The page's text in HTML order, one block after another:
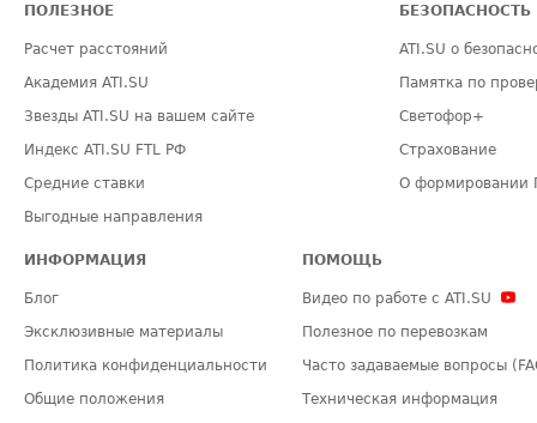
ПОЛЕЗНОЕ
Расчет расстояний
Академия ATI.SU
Звезды ATI.SU на вашем сайте
Индекс ATI.SU FTL РФ
Средние ставки
Выгодные направления
БЕЗОПАСНОСТЬ
ATI.SU о
Памятка по
Светофор+
Страхование
О формировании
ИНФОРМАЦИЯ
Блог
Эксклюзивные материалы
Политика конфиденциальности
Общие положения
ПОМОЩЬ
Видео по работе с ATI.SU
Полезное по перевозкам
Часто задаваемые вопросы
Техническая информация